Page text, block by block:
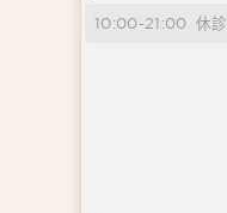
10:00-21:00 休診